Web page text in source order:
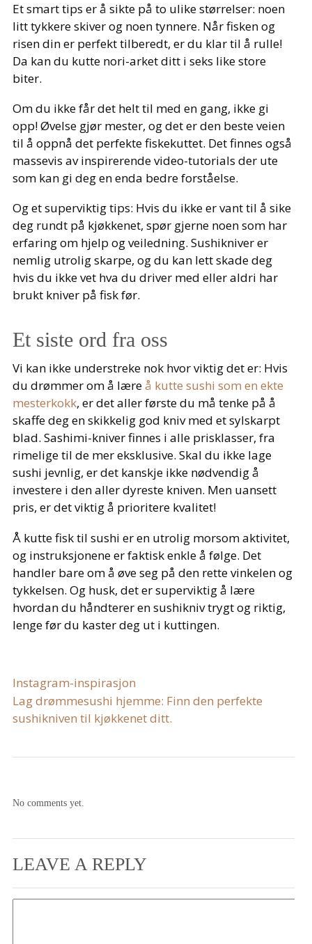
Et smart tips er å sikte på to ulike størrelser: noen
litt tykkere skiver og noen tynnere. Når fisken og
risen din er perfekt tilberedt, er du klar til å rulle!
Da kan du kutte nori-arket ditt i seks like store
biter.
Om du ikke får det helt til med en gang, ikke gi
opp! Øvelse gjør mester, og det er den beste veien
til å oppnå det perfekte fiskekuttet. Det finnes også
massevis av inspirerende video-tutorials der ute
som kan gi deg en enda bedre forståelse.
Og et superviktig tips: Hvis du ikke er vant til å sike
deg rundt på kjøkkenet, spør gjerne noen som har
erfaring om hjelp og veiledning. Sushikniver er
nemlig utrolig skarpe, og du kan lett skade deg
hvis du ikke vet hva du driver med eller aldri har
brukt kniver på fisk før.
Et siste ord fra oss
Vi kan ikke understreke nok hvor viktig det er: Hvis
du drømmer om å læreå kutte sushi som en ekte
mesterkokk, er det aller første du må tenke på å
skaffe deg en skikkelig god kniv med et sylskarpt
blad. Sashimi-kniver finnes i alle prisklasser, fra
rimelige til de mer eksklusive. Skal du ikke lage
sushi jevnlig, er det kanskje ikke nødvendig å
investere i den aller dyreste kniven. Men uansett
pris, er det viktig å prioritere kvalitet!
Å kutte fisk til sushi er en utrolig morsom aktivitet,
og instruksjonene er faktisk enkle å følge. Det
handler bare om å øve seg på den rette vinkelen og
tykkelsen. Og husk, det er superviktig å lære
hvordan du håndterer en sushikniv trygt og riktig,
lenge før du kaster deg ut i kuttingen.
Instagram-inspirasjon
Lag drømmesushi hjemme: Finn den perfekte
sushikniven til kjøkkenet ditt.
No comments yet.
LEAVE A REPLY